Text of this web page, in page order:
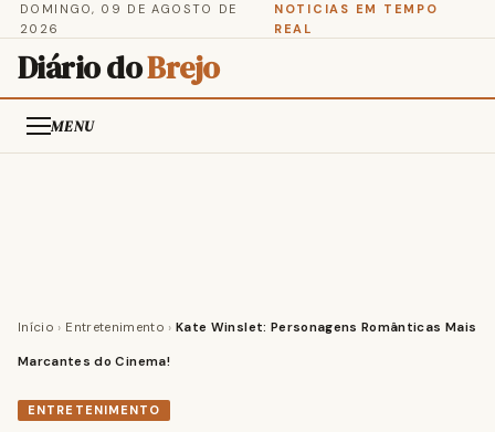
DOMINGO, 09 DE AGOSTO DE
2026
NOTICIAS EM TEMPO
REAL
Diário doBrejo
MENU
Início › Entretenimento › Kate Winslet: Personagens Românticas Mais
Marcantes do Cinema!
ENTRETENIMENTO